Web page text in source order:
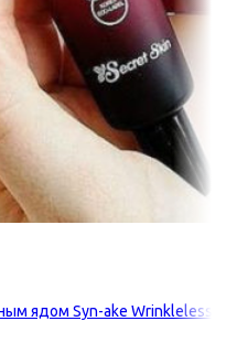
ядом Syn-ake Wrinkleless